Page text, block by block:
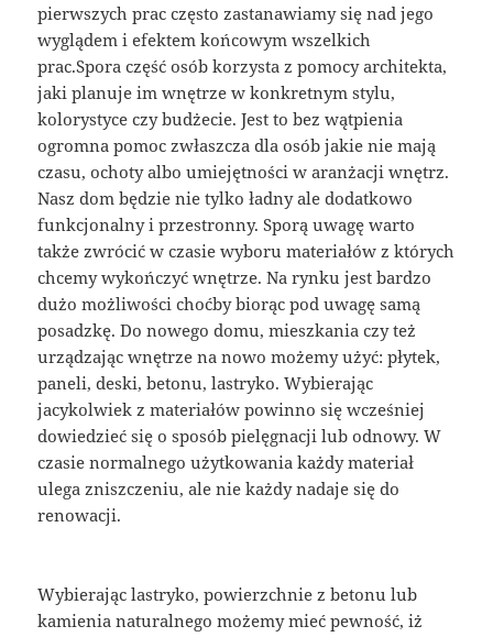
pierwszych prac często zastanawiamy się nad jego
wyglądem i efektem końcowym wszelkich
prac.Spora część osób korzysta z pomocy architekta,
jaki planuje im wnętrze w konkretnym stylu,
kolorystyce czy budżecie. Jest to bez wątpienia
ogromna pomoc zwłaszcza dla osób jakie nie mają
czasu, ochoty albo umiejętności w aranżacji wnętrz.
Nasz dom będzie nie tylko ładny ale dodatkowo
funkcjonalny i przestronny. Sporą uwagę warto
także zwrócić w czasie wyboru materiałów z których
chcemy wykończyć wnętrze. Na rynku jest bardzo
dużo możliwości choćby biorąc pod uwagę samą
posadzkę. Do nowego domu, mieszkania czy też
urządzając wnętrze na nowo możemy użyć: płytek,
paneli, deski, betonu, lastryko. Wybierając
jacykolwiek z materiałów powinno się wcześniej
dowiedzieć się o sposób pielęgnacji lub odnowy. W
czasie normalnego użytkowania każdy materiał
ulega zniszczeniu, ale nie każdy nadaje się do
renowacji.
Wybierając lastryko, powierzchnie z betonu lub
kamienia naturalnego możemy mieć pewność, iż